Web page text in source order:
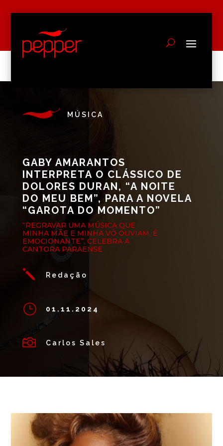
MÚSICA
GABY AMARANTOS
INTERPRETA O CLÁSSICO DE
DOLORES DURAN, “A NOITE
DO MEU BEM”, PARA A NOVELA
“GAROTA DO MOMENTO”
“REGRAVAR UMA MÚSICA QUE
MINHA MÃE E MINHA VÓ OUVIAM, É
EMOCIONANTE”, CELEBRA A
CANTORA PARAENSE
j Redação
} 01.11.2024
 Carlos Sales